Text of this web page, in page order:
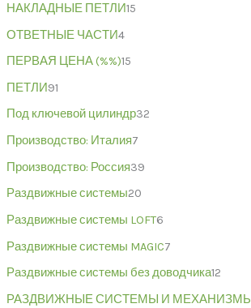
НАКЛАДНЫЕ ПЕТЛИ15
ОТВЕТНЫЕ ЧАСТИ4
ПЕРВАЯ ЦЕНА (%%)15
ПЕТЛИ91
Под ключевой цилиндр32
Производство: Италия7
Производство: Россия39
Раздвижные системы20
Раздвижные системы LOFT6
Раздвижные системы MAGIC7
Раздвижные системы без доводчика12
РАЗДВИЖНЫЕ СИСТЕМЫ И МЕХАНИЗМЫ